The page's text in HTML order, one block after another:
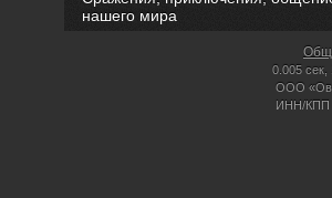
нашего мира
0.005 сек,
ООО
ИНН/КПП